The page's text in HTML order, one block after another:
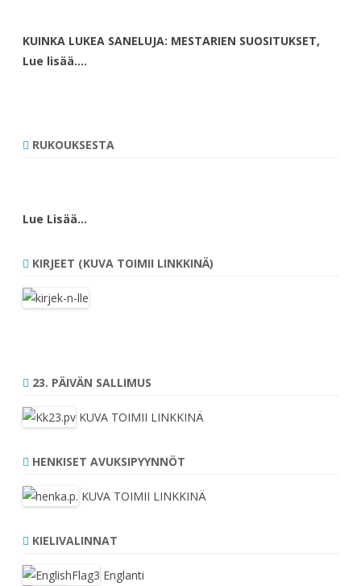
KUINKA LUKEA SANELUJA: MESTARIEN SUOSITUKSET,
Lue lisää….
RUKOUKSESTA
Lue Lisää…
KIRJEET (KUVA TOIMII LINKKINÄ)
23. PÄIVÄN SALLIMUS
KUVA TOIMII LINKKINÄ
HENKISET AVUKSIPYYNNÖT
KUVA TOIMII LINKKINÄ
KIELIVALINNAT
Englanti